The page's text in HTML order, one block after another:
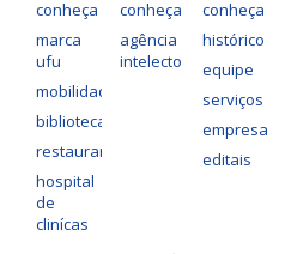
conheça
marca
ufu
mobilidade
bibliotecas
restaurantes
hospital
de
clinícas
conheça
agência
intelecto
conheça
histórico
equipe
serviços
empresas
editais